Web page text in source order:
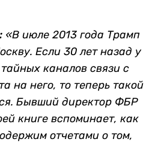
«В июле 2013 года Трамп
Если 30 лет назад у
каналов связи с
на него, то теперь такой
Бывший директор ФБР
книге вспоминает, как
отчетами о том,